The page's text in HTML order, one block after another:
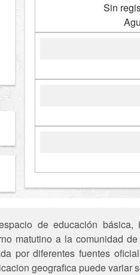
Sin
de educación básica,
matutino a la comunidad
por diferentes fuentes
geografica puede variar